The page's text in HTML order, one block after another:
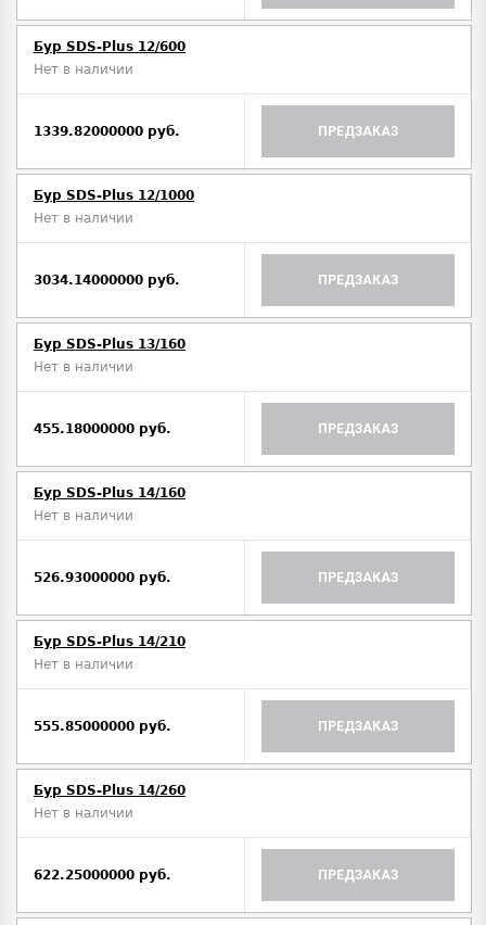
Бур SDS-Plus 12/600
Нет в наличии
1339.82000000 руб. ПРЕДЗАКАЗ
Бур SDS-Plus 12/1000
Нет в наличии
3034.14000000 руб. ПРЕДЗАКАЗ
Бур SDS-Plus 13/160
Нет в наличии
455.18000000 руб. ПРЕДЗАКАЗ
Бур SDS-Plus 14/160
Нет в наличии
526.93000000 руб. ПРЕДЗАКАЗ
Бур SDS-Plus 14/210
Нет в наличии
555.85000000 руб. ПРЕДЗАКАЗ
Бур SDS-Plus 14/260
Нет в наличии
622.25000000 руб. ПРЕДЗАКАЗ